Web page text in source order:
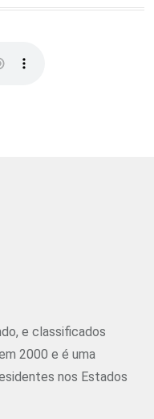
e classificados
2000 e é uma
nos Estados